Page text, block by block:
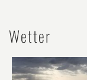
Wetter